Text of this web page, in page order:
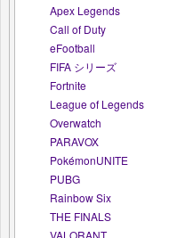
Apex Legends
Call of Duty
eFootball
FIFA シリーズ
Fortnite
League of Legends
Overwatch
PARAVOX
PokémonUNITE
PUBG
Rainbow Six
THE FINALS